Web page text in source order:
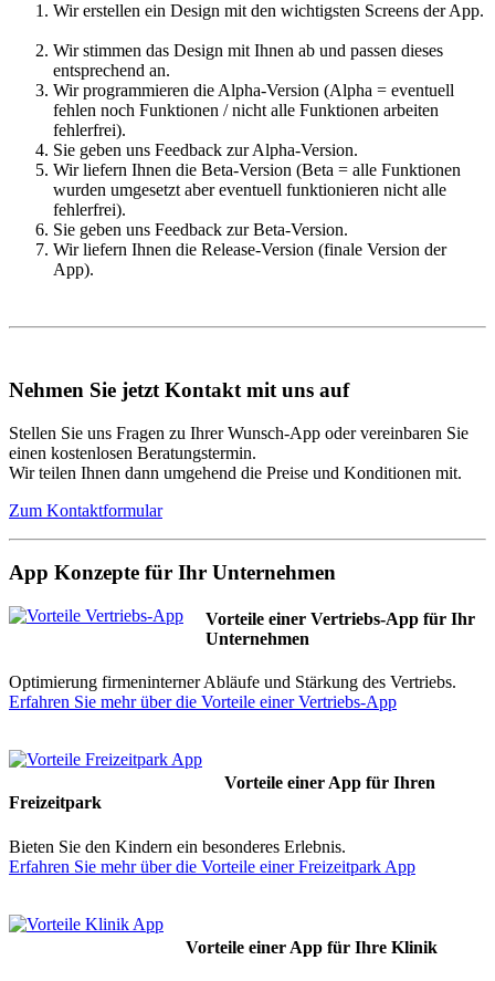
Wir erstellen ein Design mit den wichtigsten Screens der App.
Wir stimmen das Design mit Ihnen ab und passen dieses
entsprechend an.
Wir programmieren die Alpha-Version (Alpha = eventuell
fehlen noch Funktionen / nicht alle Funktionen arbeiten
fehlerfrei).
Sie geben uns Feedback zur Alpha-Version.
Wir liefern Ihnen die Beta-Version (Beta = alle Funktionen
wurden umgesetzt aber eventuell funktionieren nicht alle
fehlerfrei).
Sie geben uns Feedback zur Beta-Version.
Wir liefern Ihnen die Release-Version (finale Version der
App).
Nehmen Sie jetzt Kontakt mit uns auf
Stellen Sie uns Fragen zu Ihrer Wunsch-App oder vereinbaren Sie
einen kostenlosen Beratungstermin.
Wir teilen Ihnen dann umgehend die Preise und Konditionen mit.
Zum Kontaktformular
App Konzepte für Ihr Unternehmen
Vorteile einer Vertriebs-App für Ihr
Unternehmen
Optimierung firmeninterner Abläufe und Stärkung des Vertriebs.
Erfahren Sie mehr über die Vorteile einer Vertriebs-App
Vorteile einer App für Ihren
Freizeitpark
Bieten Sie den Kindern ein besonderes Erlebnis.
Erfahren Sie mehr über die Vorteile einer Freizeitpark App
Vorteile einer App für Ihre Klinik